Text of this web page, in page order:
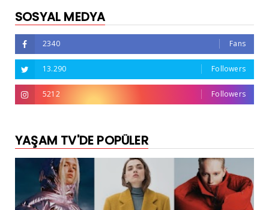
SOSYAL MEDYA
2340 Fans
13.290 Followers
5212 Followers
YAŞAM TV'DE POPÜLER